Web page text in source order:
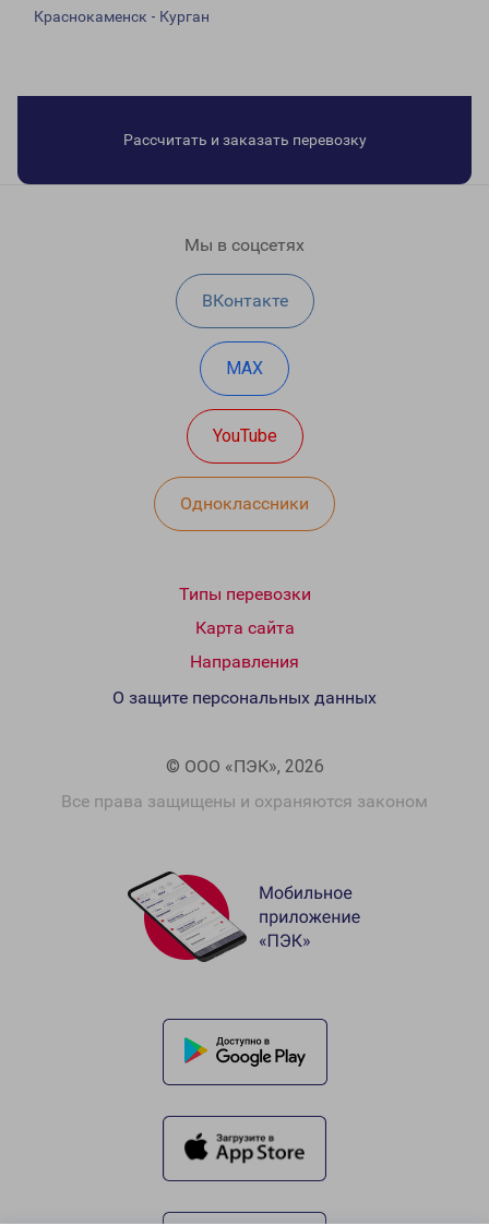
Краснокаменск - Курган
Рассчитать и заказать перевозку
Мы в соцсетях
ВКонтакте
MAX
YouTube
Одноклассники
Типы перевозки
Карта сайта
Направления
© ООО «ПЭК», 2026
Все права защищены и охраняются законом
О защите персональных данных